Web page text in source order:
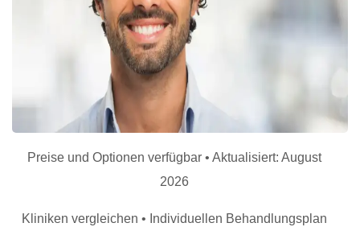
Preise und Optionen verfügbar • Aktualisiert: August
2026
Kliniken vergleichen • Individuellen Behandlungsplan